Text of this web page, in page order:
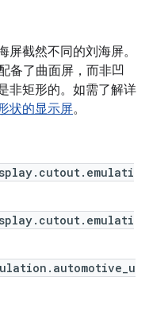
截然不同的刘海屏。
备了曲面屏，而非凹
非矩形的。如需了解详
状的显示屏。